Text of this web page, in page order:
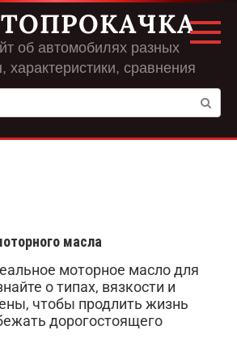
об автомобилях разных
характеристики, сравнения
масла
моторное масло для
о типах, вязкости и
чтобы продлить жизнь
дорогостоящего